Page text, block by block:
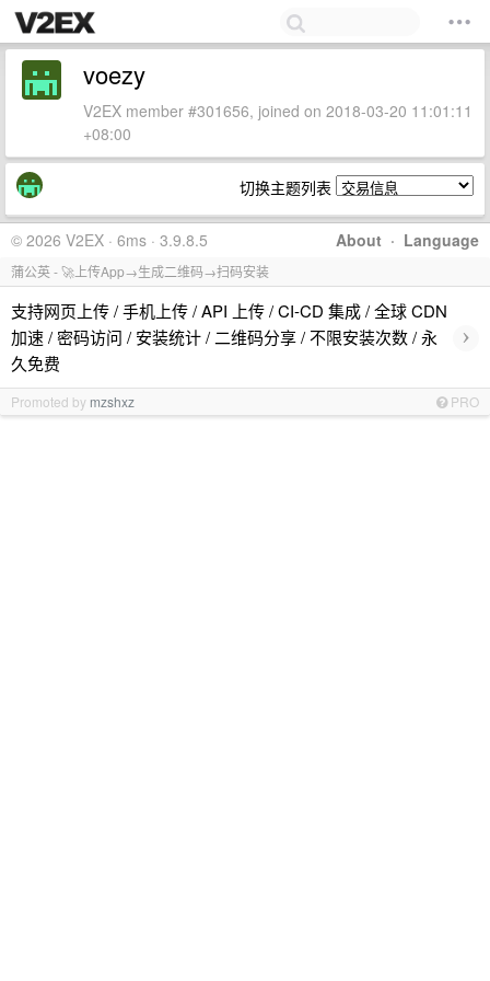
voezy
V2EX member #301656, joined on 2018-03-20 11:01:11
+08:00
切换主题列表
About · Language
© 2026 V2EX · 6ms · 3.9.8.5
蒲公英 - 🚀上传App→生成二维码→扫码安装
支持网页上传 / 手机上传 / API 上传 / CI-CD 集成 / 全球 CDN
加速 / 密码访问 / 安装统计 / 二维码分享 / 不限安装次数 / 永
久免费
›
Promoted by mzshxz PRO